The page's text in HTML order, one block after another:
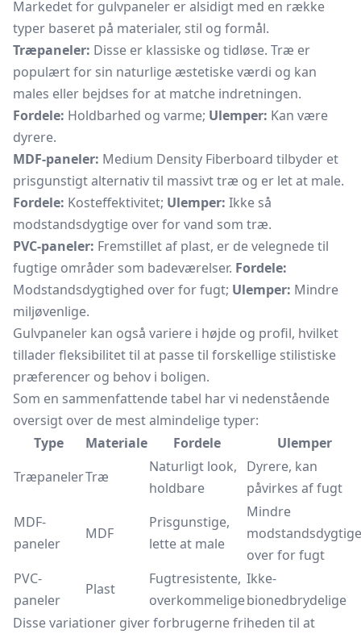
Markedet for gulvpaneler er alsidigt med en række
typer baseret på materialer, stil og formål.
Træpaneler: Disse er klassiske og tidløse. Træ er
populært for sin naturlige æstetiske værdi og kan
males eller bejdses for at matche indretningen.
Fordele: Holdbarhed og varme; Ulemper: Kan være
dyrere.
MDF-paneler: Medium Density Fiberboard tilbyder et
prisgunstigt alternativ til massivt træ og er let at male.
Fordele: Kosteffektivitet; Ulemper: Ikke så
modstandsdygtige over for vand som træ.
PVC-paneler: Fremstillet af plast, er de velegnede til
fugtige områder som badeværelser. Fordele:
Modstandsdygtighed over for fugt; Ulemper: Mindre
miljøvenlige.
Gulvpaneler kan også variere i højde og profil, hvilket
tillader fleksibilitet til at passe til forskellige stilistiske
præferencer og behov i boligen.
Som en sammenfattende tabel har vi nedenstående
oversigt over de mest almindelige typer:
Type
Materiale Fordele
Ulemper
TræpanelerTræ
Naturligt look,
holdbare
Dyrere, kan
påvirkes af fugt
MDF-
paneler
MDF
Prisgunstige,
lette at male
Mindre
modstandsdygtige
over for fugt
PVC-
paneler
Plast
Fugtresistente,
overkommelige
Ikke-
bionedbrydelige
Disse variationer giver forbrugerne friheden til at